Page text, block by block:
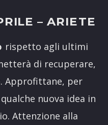
– ARIETE
rispetto agli ultimi
di recuperare,
Approfittane, per
nuova idea in
Attenzione alla